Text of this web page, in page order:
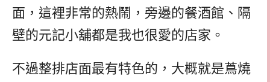
面，這裡非常的熱鬧，旁邊的餐酒館、隔
壁的元記小舖都是我也很愛的店家。
不過整排店面最有特色的，大概就是蔦燒